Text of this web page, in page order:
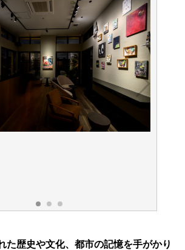
た歴史や文化、都市の記憶を手がかり